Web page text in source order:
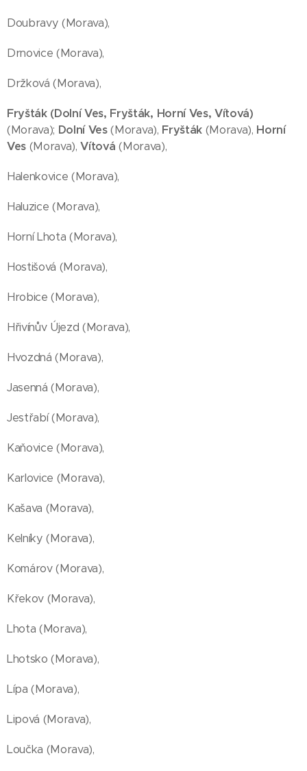
Doubravy (Morava),
Drnovice (Morava),
Držková (Morava),
Fryšták (Dolní Ves, Fryšták, Horní Ves, Vítová)
(Morava); Dolní Ves(Morava), Fryšták(Morava), Horní
Ves (Morava),Vítová (Morava),
Halenkovice (Morava),
Haluzice (Morava),
Horní Lhota (Morava),
Hostišová (Morava),
Hrobice (Morava),
Hřivínův Újezd (Morava),
Hvozdná (Morava),
Jasenná (Morava),
Jestřabí (Morava),
Kaňovice (Morava),
Karlovice (Morava),
Kašava (Morava),
Kelníky (Morava),
Komárov (Morava),
Křekov (Morava),
Lhota (Morava),
Lhotsko (Morava),
Lípa (Morava),
Lipová (Morava),
Loučka (Morava),